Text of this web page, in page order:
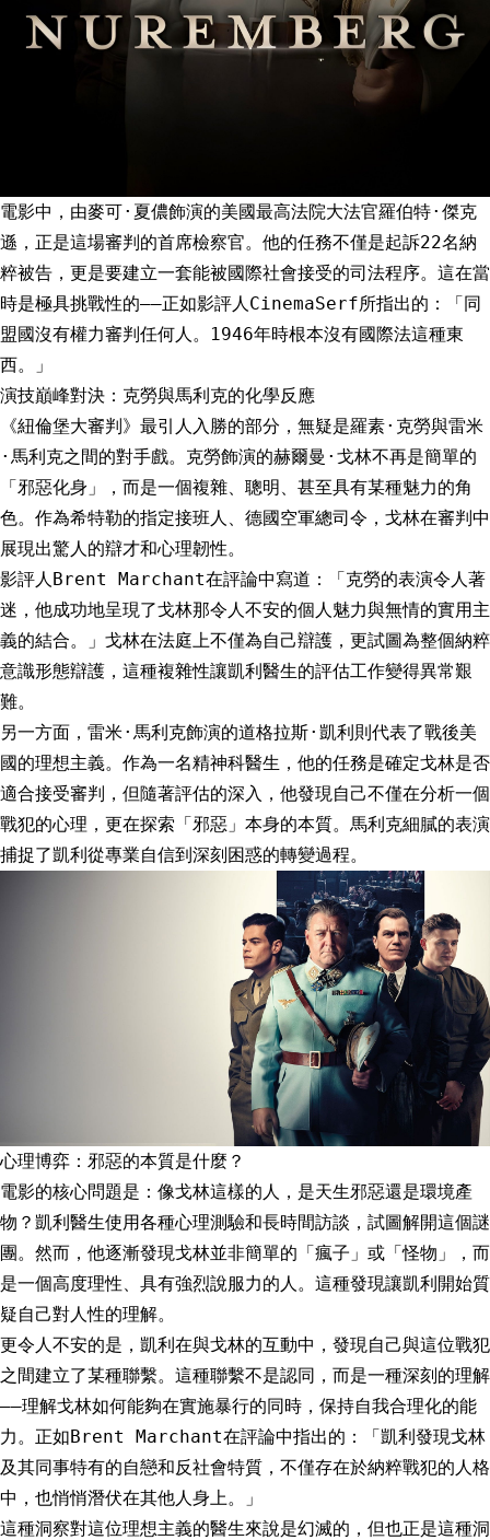
電影中，由麥可·夏儂飾演的美國最高法院大法官羅伯特·傑克
遜，正是這場審判的首席檢察官。他的任務不僅是起訴22名納
粹被告，更是要建立一套能被國際社會接受的司法程序。這在當
時是極具挑戰性的——正如影評人CinemaSerf所指出的：「同
盟國沒有權力審判任何人。1946年時根本沒有國際法這種東
西。」
演技巔峰對決：克勞與馬利克的化學反應
《紐倫堡大審判》最引人入勝的部分，無疑是羅素·克勞與雷米
·馬利克之間的對手戲。克勞飾演的赫爾曼·戈林不再是簡單的
「邪惡化身」，而是一個複雜、聰明、甚至具有某種魅力的角
色。作為希特勒的指定接班人、德國空軍總司令，戈林在審判中
展現出驚人的辯才和心理韌性。
影評人Brent Marchant在評論中寫道：「克勞的表演令人著
迷，他成功地呈現了戈林那令人不安的個人魅力與無情的實用主
義的結合。」戈林在法庭上不僅為自己辯護，更試圖為整個納粹
意識形態辯護，這種複雜性讓凱利醫生的評估工作變得異常艱
難。
另一方面，雷米·馬利克飾演的道格拉斯·凱利則代表了戰後美
國的理想主義。作為一名精神科醫生，他的任務是確定戈林是否
適合接受審判，但隨著評估的深入，他發現自己不僅在分析一個
戰犯的心理，更在探索「邪惡」本身的本質。馬利克細膩的表演
捕捉了凱利從專業自信到深刻困惑的轉變過程。
心理博弈：邪惡的本質是什麼？
電影的核心問題是：像戈林這樣的人，是天生邪惡還是環境產
物？凱利醫生使用各種心理測驗和長時間訪談，試圖解開這個謎
團。然而，他逐漸發現戈林並非簡單的「瘋子」或「怪物」，而
是一個高度理性、具有強烈說服力的人。這種發現讓凱利開始質
疑自己對人性的理解。
更令人不安的是，凱利在與戈林的互動中，發現自己與這位戰犯
之間建立了某種聯繫。這種聯繫不是認同，而是一種深刻的理解
——理解戈林如何能夠在實施暴行的同時，保持自我合理化的能
力。正如Brent Marchant在評論中指出的：「凱利發現戈林
及其同事特有的自戀和反社會特質，不僅存在於納粹戰犯的人格
中，也悄悄潛伏在其他人身上。」
這種洞察對這位理想主義的醫生來說是幻滅的，但也正是這種洞